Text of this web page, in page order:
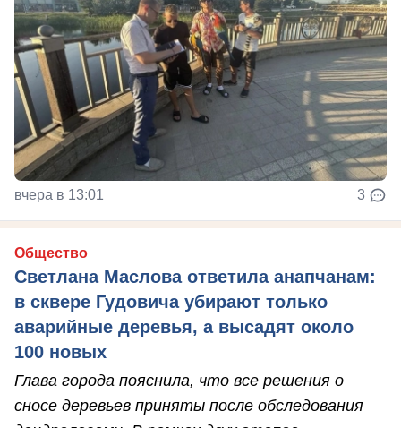
вчера в 13:01 3
Общество
Светлана Маслова ответила анапчанам:
в сквере Гудовича убирают только
аварийные деревья, а высадят около
100 новых
Глава города пояснила, что все решения о
сносе деревьев приняты после обследования